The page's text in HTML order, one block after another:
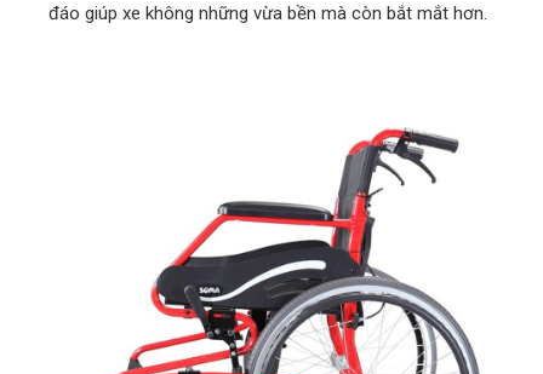
đáo giúp xe không những vừa bền mà còn bắt mắt hơn.